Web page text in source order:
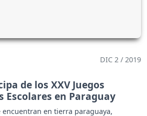
DIC 2 / 2019
de los XXV Juegos
Escolares en Paraguay
encuentran en tierra paraguaya,